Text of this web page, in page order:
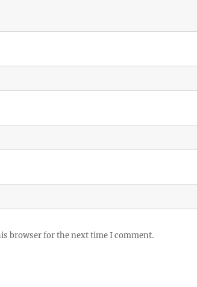
browser for the next time I comment.